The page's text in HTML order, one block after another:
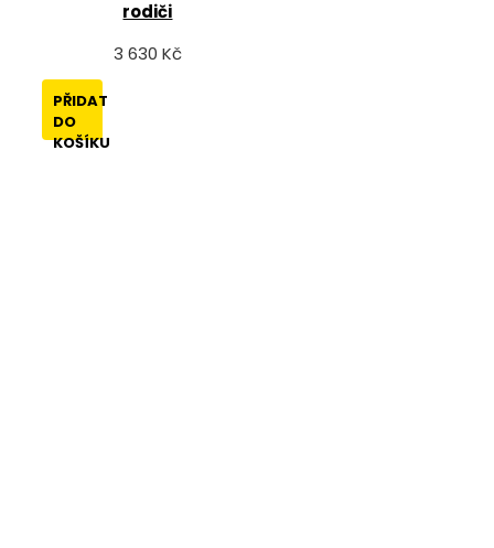
rodiči
3 630 Kč
PŘIDAT
DO
KOŠÍKU